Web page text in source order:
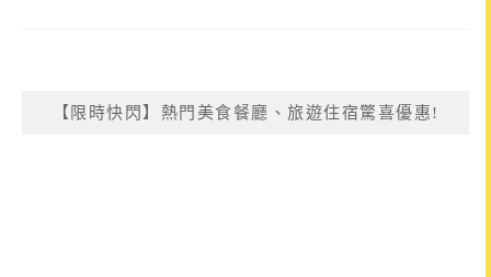
【限時快閃】熱門美食餐廳、旅遊住宿驚喜優惠!